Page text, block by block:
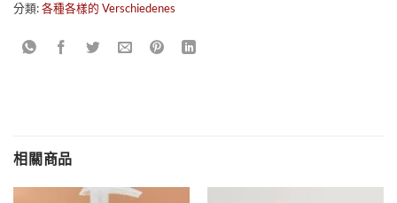
分類:各種各樣的 Verschiedenes
相關商品